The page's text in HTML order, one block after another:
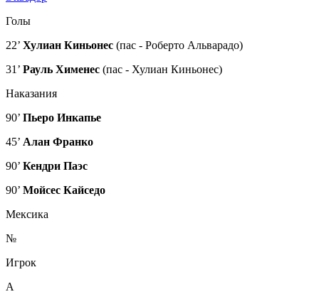
Голы
22’ Хулиан Киньонес (пас - Роберто Альварадо)
31’ Рауль Хименес (пас - Хулиан Киньонес)
Наказания
90’ Пьеро Инкапье
45’ Алан Франко
90’ Кендри Паэс
90’ Мойсес Кайседо
Мексика
№
Игрок
А